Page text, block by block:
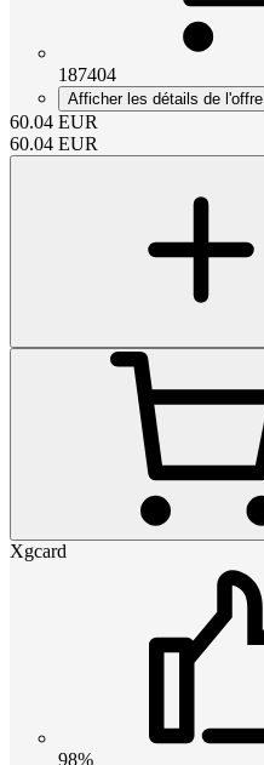
187404
Afficher les détails de l'offre
60.04 EUR
60.04 EUR
Xgcard
98%